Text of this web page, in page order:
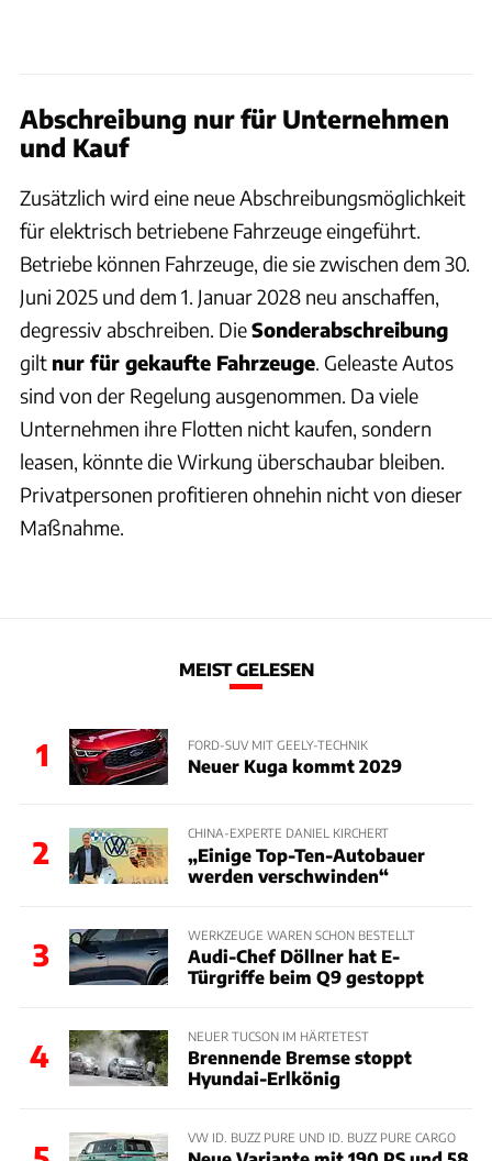
Abschreibung nur für Unternehmen
und Kauf
Zusätzlich wird eine neue Abschreibungsmöglichkeit
für elektrisch betriebene Fahrzeuge eingeführt.
Betriebe können Fahrzeuge, die sie zwischen dem 30.
Juni 2025 und dem 1. Januar 2028 neu anschaffen,
degressiv abschreiben. DieSonderabschreibung
gilt nur für gekaufte Fahrzeuge. Geleaste Autos
sind von der Regelung ausgenommen. Da viele
Unternehmen ihre Flotten nicht kaufen, sondern
leasen, könnte die Wirkung überschaubar bleiben.
Privatpersonen profitieren ohnehin nicht von dieser
Maßnahme.
MEIST GELESEN
1 FORD-SUV MIT GEELY-TECHNIK
Neuer Kuga kommt 2029
2
CHINA-EXPERTE DANIEL KIRCHERT
„Einige Top-Ten-Autobauer
werden verschwinden“
3
WERKZEUGE WAREN SCHON BESTELLT
Audi-Chef Döllner hat E-
Türgriffe beim Q9 gestoppt
4
NEUER TUCSON IM HÄRTETEST
Brennende Bremse stoppt
Hyundai-Erlkönig
VW ID. BUZZ PURE UND ID. BUZZ PURE CARGO